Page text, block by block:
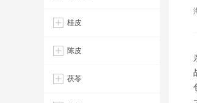
桂皮
陈皮
茯苓